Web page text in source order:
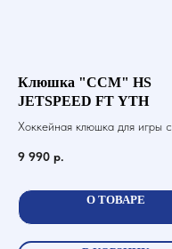
Клюшка "CCM" HS
JETSPEED FT YTH
Хоккейная клюшка для игры с
9 990 р.
О ТОВАРЕ